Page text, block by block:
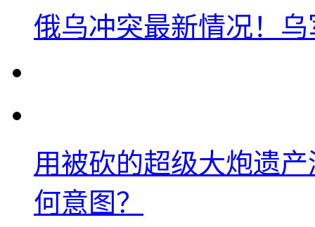
俄乌冲突最新情况！
用被砍的超级大炮遗
何意图？